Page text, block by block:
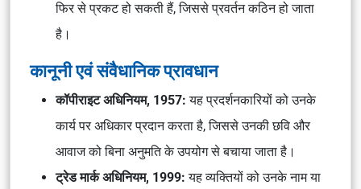
फिर से प्रकट हो सकती हैं, जिससे प्रवर्तन कठिन हो जाता
है।
कानूनी एवं संवैधानिक प्रावधान
कॉपीराइट अधिनियम, 1957: यह प्रदर्शनकारियों को उनके
कार्य पर अधिकार प्रदान करता है, जिससे उनकी छवि और
आवाज को बिना अनुमति के उपयोग से बचाया जाता है।
ट्रेड मार्क अधिनियम, 1999: यह व्यक्तियों को उनके नाम या